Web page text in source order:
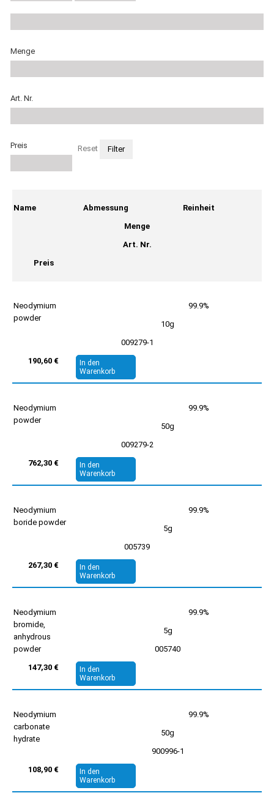
Menge
Art. Nr.
Preis Reset
Name Abmessung
Reinheit
Menge
Art. Nr.
Preis
Neodymium
powder
99.9%
10g
009279-1
190,60 €
In den
Warenkorb
Neodymium
powder
99.9%
50g
009279-2
762,30 €
In den
Warenkorb
Neodymium
boride powder
99.9%
5g
005739
267,30 €
In den
Warenkorb
Neodymium
bromide,
anhydrous
powder
99.9%
5g
005740
147,30 €
In den
Warenkorb
Neodymium
carbonate
hydrate
99.9%
50g
900996-1
108,90 €
In den
Warenkorb